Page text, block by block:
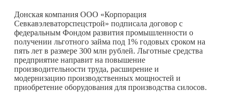
Донская компания ООО «Корпорация
Севкавэлеваторспецстрой» подписала договор с
федеральным Фондом развития промышленности о
получении льготного займа под 1% годовых сроком на
пять лет в размере 300 млн рублей. Льготные средства
предприятие направит на повышение
производительности труда, расширение и
модернизацию производственных мощностей и
приобретение оборудования для производства силосов.